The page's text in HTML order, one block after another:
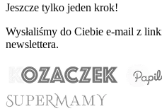
Jeszcze tylko jeden krok!
Wysłaliśmy do Ciebie e-mail z
newslettera.